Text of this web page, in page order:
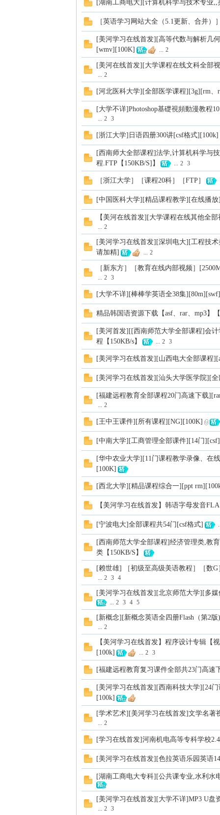
[湖南工商电大][计算机科学与技术专业
［英语学习网站大全（5.1更新、合并）
[美河学习在线首发][高等代数与解析几
[wmv][100K]
... 2
[美河在线首发][大学课程在线文科全部
... 2
[河北医科大学][全部医学课程][3g][rm、
[大学不详]Photoshop基礎視頻動漫教程
... 2 3
[浙江大学]日语四册300讲[csf格式][100k]
[西南师大全部课程]法学,计算机科学与
程.FTP【150KB/S]】
... 2 3
［浙江大学］［课程20科］［FTP］
[中国医科大学][精品课程教学][在线播
【美河在线首发][大学课程在线其他全
... 2
[美河学习在线首发][深圳电大][工程技
请加精]
... 2
［新东方］［教育在线内部视频］
... 2 3
[大学不详][棒棒学英语全38集
精品韩国语资源下载【asf、rar、mp3】
[美河首发][[西南师范大学全部课程]会
程【150KB/s】
... 2 3
[美河学习在线首发][山西电大全部课程
[美河学习在线首发][汕头大学医学院][
[福建远程教育全部课程20门高速下载
... 2
[王中王课件][所有课程][NG][100K]
[中南大学][工商管理全部课件][14门][csf]
[华中农业大学][11门课程教学录像、在
[100K]
[西北大学][精品课程综合一][ppt
【美河学习在线首发】韩语字母发音
[宁波电大]全部课程共54门[csf格式]
[西南师范大学全部课程]经济管理类,教
类【150KB/S】
[赖世雄] ［初级至高级美语教程］［数
... 2 3 4
[美河学习在线首发][北京师范大学][多
... 2 3 4 5
[新概念][新概念英语全四册Flash（第2
... 2
【美河学习在线首发】程序设计专辑【
[100k]
... 2 3
[福建远程教育复习课件全部共23门高速
[美河学习在线首发][西南科技大学][24
[100k]
[学术艺术][美河学习在线首发]文学名著
... 2
[学习在线首发]河南机电高等专科学校
[美河学习在线首发][色拉英语乐园英语
[湖南工商电大专科][公共课专业,水利水
[美河学习在线首发][大学不详]MP3 U盘
... 2 3